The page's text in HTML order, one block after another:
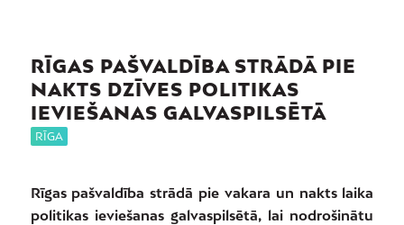
RĪGAS PAŠVALDĪBA STRĀDĀ PIE
NAKTS DZĪVES POLITIKAS
IEVIEŠANAS GALVASPILSĒTĀ
RĪGA
Rīgas pašvaldība strādā pie vakara un nakts laika
politikas ieviešanas galvaspilsētā, lai nodrošinātu